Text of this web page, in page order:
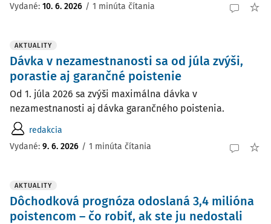
Vydané: 10. 6. 2026 / 1 minúta čítania
AKTUALITY
Dávka v nezamestnanosti sa od júla zvýši,
porastie aj garančné poistenie
Od 1. júla 2026 sa zvýši maximálna dávka v
nezamestnanosti aj dávka garančného poistenia.
redakcia
Vydané: 9. 6. 2026 / 1 minúta čítania
AKTUALITY
Dôchodková prognóza odoslaná 3,4 milióna
poistencom – čo robiť, ak ste ju nedostali